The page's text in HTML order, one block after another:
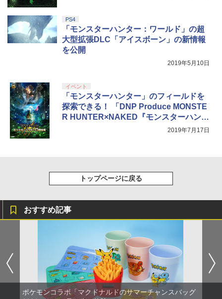
製サイン入り複製原画セット+原作者・
野田サトル描き下ろし最終章OP／ED絵
コンテ+他) [ 野田サトル ]
5
￥5,000
￥10,737
5
￥8,020
【Amazon.co.jp限定】劇場版モノノ怪
第三章 蛇神 (オリジナル特典:オリジナル
巾着＋メーカー特典:【坤と離】二振りの
しイラストボード付) [Blu-ray]
￥9,900
PS4
「モンスターハンター：ワールド」の超
大型拡張DLC「アイスボーン」の新情報
を公開
2019年5月10日
イベント
「モンスターハンター」のフィールドを
探索できる！ 「DNP Produce MONSTE
R HUNTER×NAKED『モンスターハンタ
ー15周年展』-THE QUEST-」開催決定
2019年7月17日
トップページに戻る
おすすめ記事
ポケモンコラボ「マクドナルドのサマーチャンスバッグ